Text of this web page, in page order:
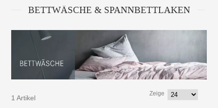
BETTWÄSCHE & SPANNBETTLAKEN
1 Artikel
Zeige